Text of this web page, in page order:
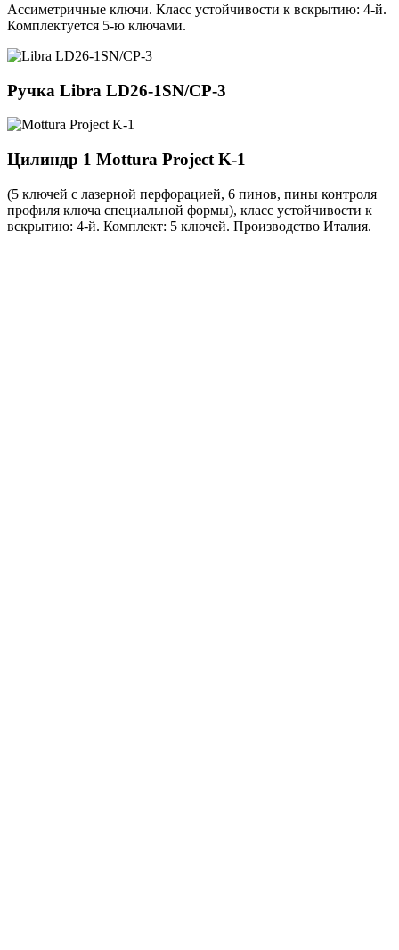
Ассиметричные ключи. Класс устойчивости к вскрытию: 4-й.
Комплектуется 5-ю ключами.
Ручка Libra LD26-1SN/CP-3
Цилиндр 1 Mottura Project K-1
(5 ключей с лазерной перфорацией, 6 пинов, пины контроля
профиля ключа специальной формы), класс устойчивости к
вскрытию: 4-й. Комплект: 5 ключей. Производство Италия.